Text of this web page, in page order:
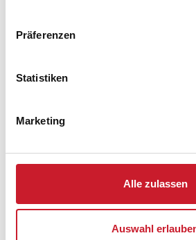
Präferenzen
Statistiken
Marketing
Alle zulassen
Auswahl
Anreisetag im
Bitte beachten Sie, dass sich bei
Hausbeschreibung und/oder der